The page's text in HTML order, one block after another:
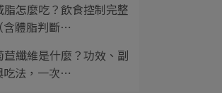
脂怎麼吃？飲食控制完整
含體脂判斷⋯
苣纖維是什麼？功效、副
吃法，一次⋯